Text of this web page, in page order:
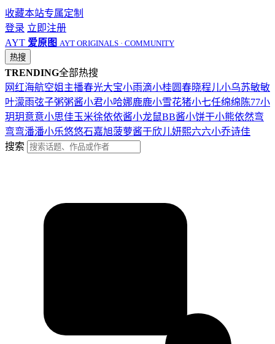
收藏本站专属定制
登录 立即注册
AYT 爱原图 AYT ORIGINALS · COMMUNITY
热搜
TRENDING全部热搜
网红海航空姐 主播春光大宝小雨滴小桂圆春晓程儿小乌苏敏敏
叶濛雨弦子粥粥酱小君小哈娜鹿鹿小雪花猪小七任绵绵 陈77小
玥玥意意小思佳玉米徐依依酱小龙鼠BB酱小饼干小熊依然弯
弯弯潘潘小乐悠悠石嘉旭菠萝酱于欣儿妍熙六六小乔诗佳
搜索